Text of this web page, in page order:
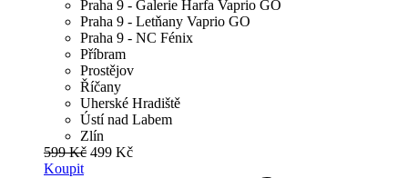
Praha 9 - Galerie Harfa Vaprio GO
Praha 9 - Letňany Vaprio GO
Praha 9 - NC Fénix
Příbram
Prostějov
Říčany
Uherské Hradiště
Ústí nad Labem
Zlín
599 Kč 499 Kč
Koupit